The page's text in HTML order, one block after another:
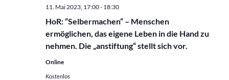
HoR: “Selbermachen“ – Menschen
ermöglichen, das eigene Leben in die Hand zu
nehmen. Die „anstiftung“ stellt sich vor.
11. Mai 2023, 17:00- 18:30
Online
Kostenlos